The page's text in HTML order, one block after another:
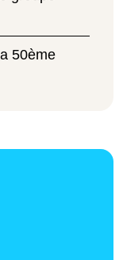
50ème